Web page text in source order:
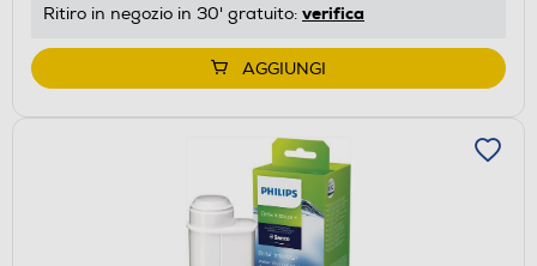
Ritiro in negozio in 30' gratuito: verifica
AGGIUNGI